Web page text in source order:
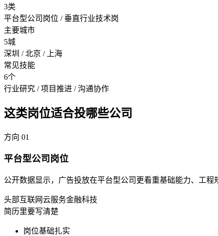
3类
平台型公司岗位 / 垂直行业技术岗
主要城市
5城
深圳 / 北京 / 上海
常见技能
6个
行业研究 / 项目推进 / 沟通协作
这类岗位适合投哪些公司
方向 01
平台型公司岗位
公开数据显示，广告投放在平台型公司更看重基础能力、工程
头部互联网云服务金融科技
简历里要写清楚
岗位基础扎实